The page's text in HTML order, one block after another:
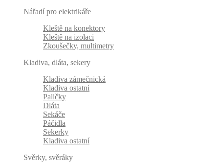
Nářadí pro elektrikáře
Kleště na konektory
Kleště na izolaci
Zkoušečky, multimetry
Kladiva, dláta, sekery
Kladiva zámečnická
Kladiva ostatní
Paličky
Dláta
Sekáče
Páčidla
Sekerky
Kladiva ostatní
Svěrky, svěráky